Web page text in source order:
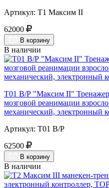
Артикул: Т1 Максим II
62000
В корзину
В наличии
Т01 В/Р "Максим II" Тренажер
мозговой реанимации
механический, электронный
Артикул: Т01 В/Р
62500
В корзину
В наличии